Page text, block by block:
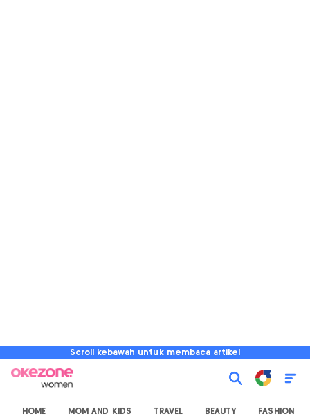
Scroll kebawah untuk membaca artikel
HOME MOM AND KIDS TRAVEL BEAUTY FASHION